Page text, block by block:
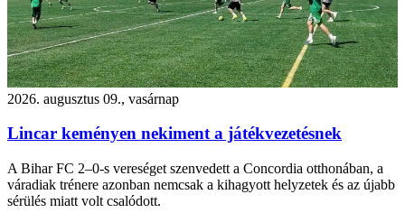
2026. augusztus 09., vasárnap
Lincar keményen nekiment a játékvezetésnek
A Bihar FC 2–0-s vereséget szenvedett a Concordia otthonában, a
váradiak trénere azonban nemcsak a kihagyott helyzetek és az újabb
sérülés miatt volt csalódott.